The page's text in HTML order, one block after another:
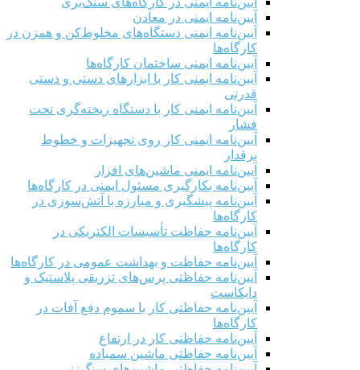
آیین‌نامه ایمنی در معادن
آیین‌نامه ایمنی دستگاه‌های مخلوط‌کن و همزن در
کارگاه‌ها
آیین‌نامه ایمنی ساختمان کارگاه‌ها
آیین‌نامه ایمنی کار با ابزارهای دستی و دستی
قدرتی
آیین‌نامه ایمنی کار با دستگاه ریخته‌گری تحت
فشار
آیین‌نامه ایمنی کار روی تجهیزات و خطوط
برقدار
آیین‌نامه ایمنی ماشین‌های افزار
آیین‌نامه بکارگیری مسئول ایمنی در کارگاه‌ها
آیین‌نامه پیشگیری و مبارزه با آتش‌سوزی در
کارگاه‌ها
آیین‌نامه حفاظت تأسیسات الکتریکی در
کارگاه‌ها
آیین‌نامه حفاظت و بهداشت عمومی در کارگاه‌ها
آیین‌نامه حفاظتی پرس‌های تزریقی پلاستیک و
دایکاست
آیین‌نامه حفاظتی کار با سموم دفع آفات در
کارگاه‌ها
آیین‌نامه حفاظتی کار در ارتفاع
آیین‌نامه حفاظتی ماشین سمباده